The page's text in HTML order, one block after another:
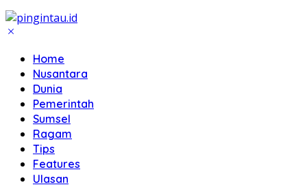
Home
Nusantara
Dunia
Pemerintah
Sumsel
Ragam
Tips
Features
Ulasan